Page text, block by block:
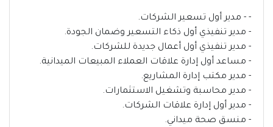
- - مدير أول تسعير الشركات.
- مدير تنفيذي أول ذكاء التسعير وضمان الجودة.
- مدير تنفيذي أول أعمال جديدة للشركات.
- مساعد أول إدارة علاقات العملاء المبيعات الميدانية.
- مدير مكتب إدارة المشاريع.
- مدير محاسبة وتشغيل الاستثمارات.
- مدير أول إدارة علاقات الشركات.
- منسق صحة ميداني.